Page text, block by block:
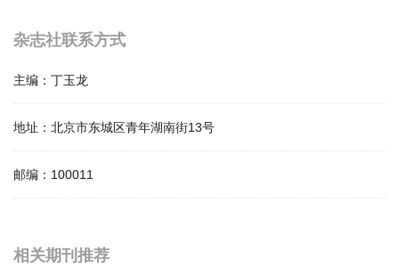
杂志社联系方式
主编： 丁玉龙
地址： 北京市东城区青年湖南街13号
邮编： 100011
相关提问
相关期刊推荐